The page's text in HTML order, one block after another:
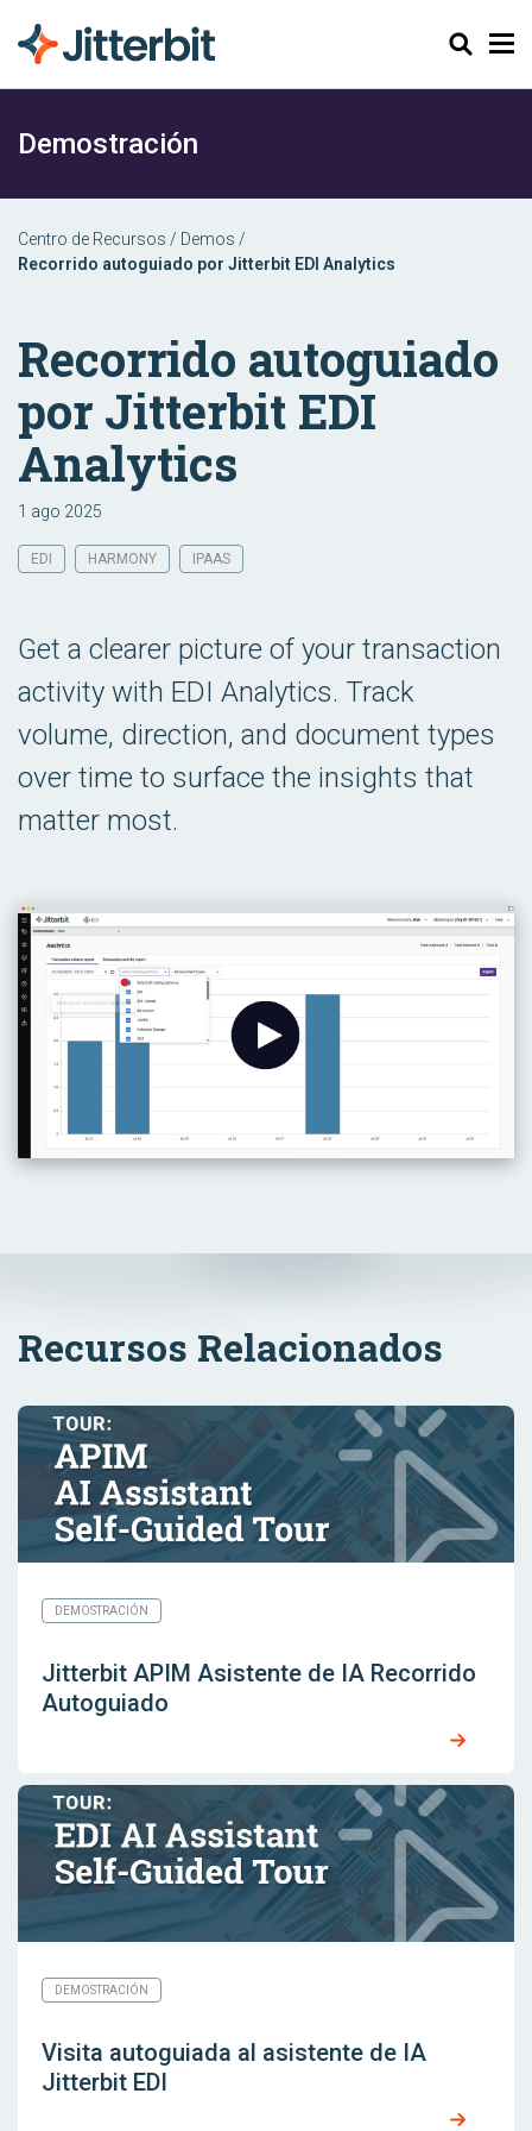
Buscar
Demostración
Centro de Recursos / Demos /
Recorrido autoguiado por Jitterbit EDI Analytics
Recorrido autoguiado
por Jitterbit EDI
Analytics
1 ago 2025
EDI HARMONY IPAAS
Get a clearer picture of your transaction
activity with EDI Analytics. Track
volume, direction, and document types
over time to surface the insights that
matter most.
Recursos Relacionados
DEMOSTRACIÓN
Jitterbit APIM Asistente de IA Recorrido
Autoguiado
DEMOSTRACIÓN
Visita autoguiada al asistente de IA
Jitterbit EDI